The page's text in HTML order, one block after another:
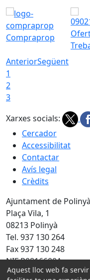
Compraprop
AnteriorSegüent
1
2
3
Xarxes socials:
Cercador
Accessibilitat
Contactar
Avís legal
Crèdits
Ajuntament de Polinyà
Plaça Vila, 1
08213 Polinyà
Tel. 937 130 264
Fax 937 130 248
NIF P0816600A
Aquest lloc web fa